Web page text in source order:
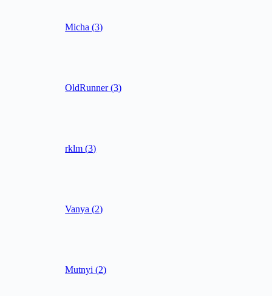
Micha(3)
OldRunner(3)
rklm(3)
Vanya(2)
Mutnyi(2)